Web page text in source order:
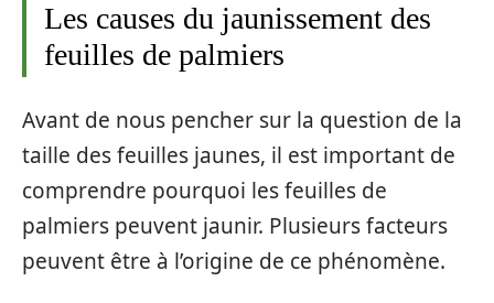
Les causes du jaunissement des
feuilles de palmiers
Avant de nous pencher sur la question de la
taille des feuilles jaunes, il est important de
comprendre pourquoi les feuilles de
palmiers peuvent jaunir. Plusieurs facteurs
peuvent être à l’origine de ce phénomène.